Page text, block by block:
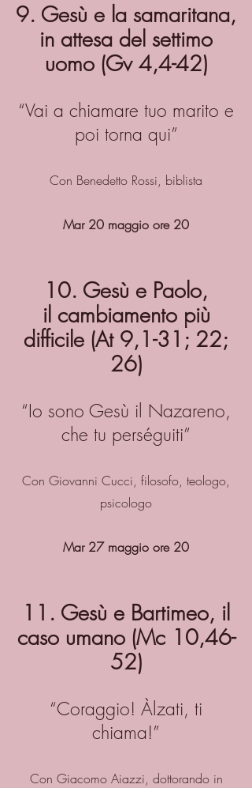
9. Gesù e la samaritana,
in attesa del settimo
uomo (Gv 4,4-42)
“Vai a chiamare tuo marito e
poi torna qui”
Con Benedetto Rossi, biblista
Mar 20 maggio ore 20
10. Gesù e Paolo,
il cambiamento più
difficile (At 9,1-31; 22;
26)
“Io sono Gesù il Nazareno,
che tu perséguiti”
Con Giovanni Cucci, filosofo, teologo,
psicologo
Mar 27 maggio ore 20
11. Gesù e Bartimeo, il
caso umano (Mc 10,46-
52)
“Coraggio! Àlzati, ti
chiama!”
Con Giacomo Aiazzi, dottorando in